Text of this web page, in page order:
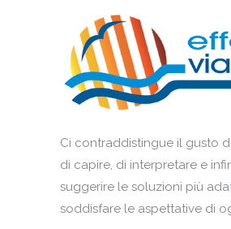
Ci contraddistingue il gusto
di capire, di interpretare e
suggerire le soluzioni più
soddisfare le aspettative di